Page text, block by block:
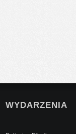
WYDARZENIA